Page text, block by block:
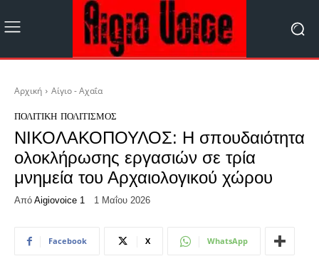
Αρχική Αίγιο - Αχαΐα
ΠΟΛΙΤΙΚΉ ΠΟΛΙΤΙΣΜΌΣ
ΝΙΚΟΛΑΚΟΠΟΥΛΟΣ: Η σπουδαιότητα
ολοκλήρωσης εργασιών σε τρία
μνημεία του Αρχαιολογικού χώρου
Από Aigiovoice 1 1 Μαΐου 2026
Facebook X WhatsApp